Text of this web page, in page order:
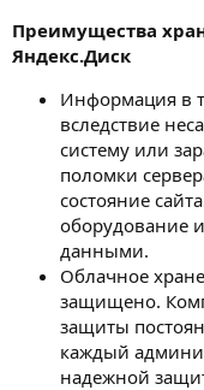
Преимущества
Яндекс.Диск
Информация в
вследствие
систему или
поломки
состояние
оборудование
данными.
Облачное
защищено.
защиты
каждый
надежной